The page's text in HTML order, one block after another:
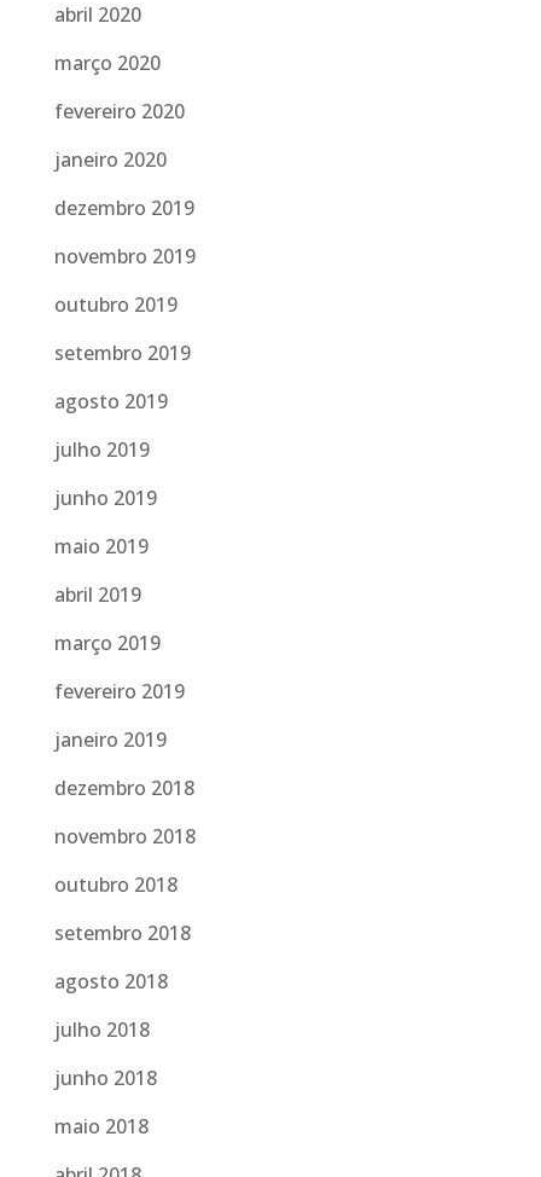
abril 2020
março 2020
fevereiro 2020
janeiro 2020
dezembro 2019
novembro 2019
outubro 2019
setembro 2019
agosto 2019
julho 2019
junho 2019
maio 2019
abril 2019
março 2019
fevereiro 2019
janeiro 2019
dezembro 2018
novembro 2018
outubro 2018
setembro 2018
agosto 2018
julho 2018
junho 2018
maio 2018